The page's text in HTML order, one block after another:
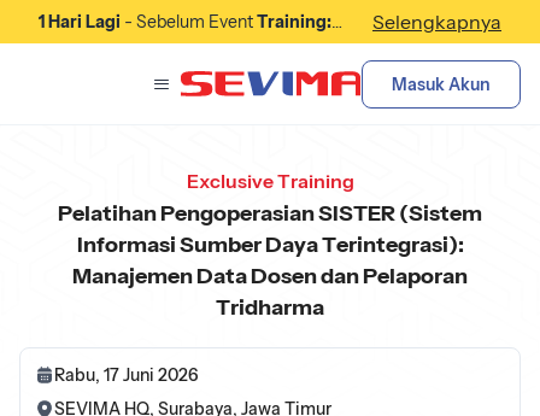
1 Hari Lagi - Sebelum EventTraining:
Pelatihan Membangun Kerjasama
dengan Industri: Strategi Partnership
untuk Program Magang dan Penyerapan
Selengkapnya
Masuk Akun
Exclusive Training
Pelatihan Pengoperasian SISTER (Sistem
Informasi Sumber Daya Terintegrasi):
Manajemen Data Dosen dan Pelaporan
Tridharma
Rabu, 17 Juni 2026
SEVIMA HQ, Surabaya, Jawa Timur